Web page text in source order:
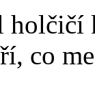
holčičí
co